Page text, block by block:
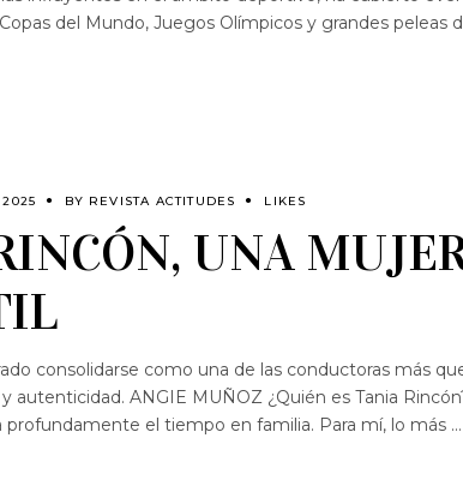
del Mundo, Juegos Olímpicos y grandes peleas
BY REVISTA ACTITUDES LIKES
UNA
consolidarse como una de las conductoras más
autenticidad. ANGIE MUÑOZ ¿Quién es Tania
profundamente el tiempo en familia. Para mí, lo más